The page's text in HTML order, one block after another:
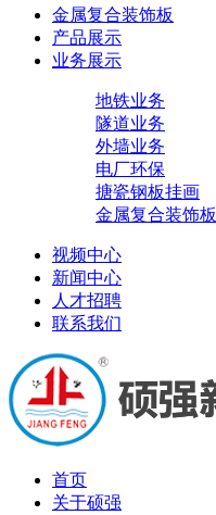
金属复合装饰板
产品展示
业务展示
地铁业务
隧道业务
外墙业务
电厂环保
搪瓷钢板挂画
金属复合装饰板
视频中心
新闻中心
人才招聘
联系我们
首页
关于硕强